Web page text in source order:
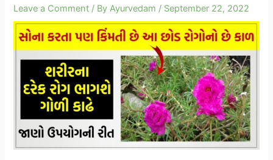
Leave a Comment / ByAyurvedam / September 22, 2022